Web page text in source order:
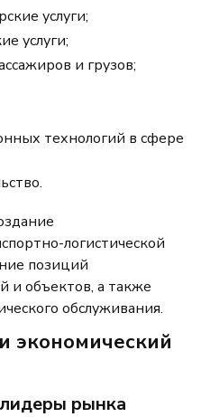
услуги;
услуги;
и грузов;
технологий в сфере
логистической
позиций
и объектов, а также
обслуживания.
экономический
рынка